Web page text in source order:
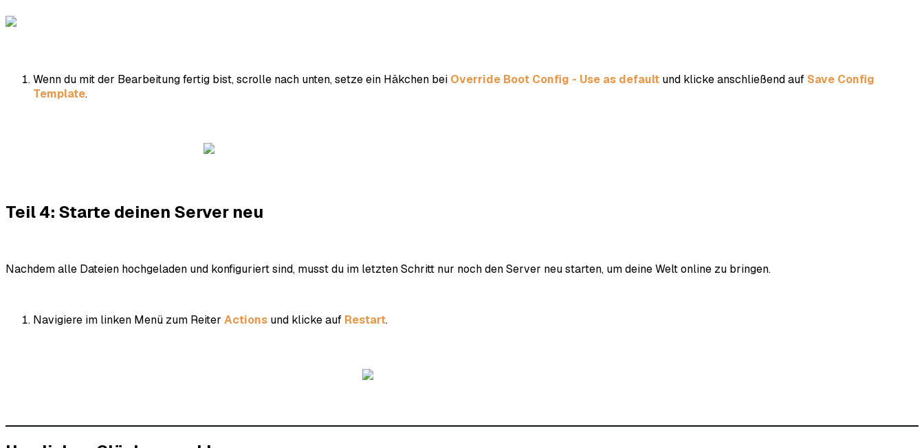
Wenn du mit der Bearbeitung fertig bist, scrolle nach unten, setze ein Häkchen bei Override Boot Config - Use as default und klicke anschließend auf Save Config
Template.
Teil 4: Starte deinen Server neu
Nachdem alle Dateien hochgeladen und konfiguriert sind, musst du im letzten Schritt nur noch den Server neu starten, um deine Welt online zu bringen.
Navigiere im linken Menü zum Reiter Actions und klicke auf Restart.